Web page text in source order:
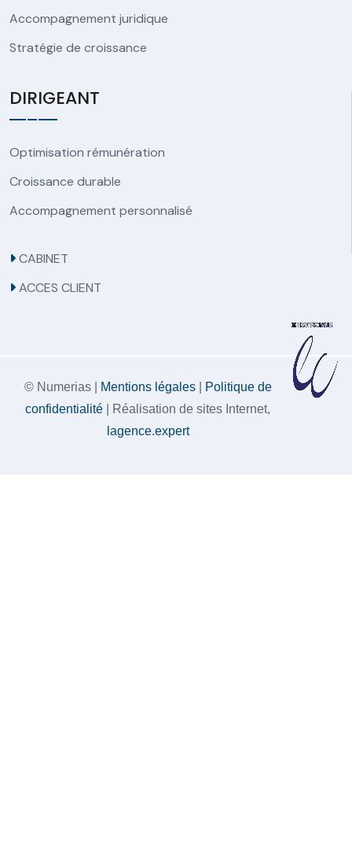
Accompagnement juridique
Stratégie de croissance
DIRIGEANT
Optimisation rémunération
Croissance durable
Accompagnement personnalisé
CABINET
ACCES CLIENT
© Numerias | Mentions légales|
Politique de
confidentialité | Réalisation de sites Internet,
lagence.expert